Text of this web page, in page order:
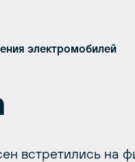
электромобилей
встретились на